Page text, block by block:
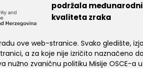
ove web-stranice. Svako gledište,
a za koje nije izričito naznačeno
nužno zvaničnu politiku Misije OSCE-a u
podržala
kvaliteta zraka